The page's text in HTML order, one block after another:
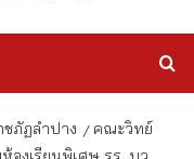
ภัฏลำปาง
คณะวิทย์